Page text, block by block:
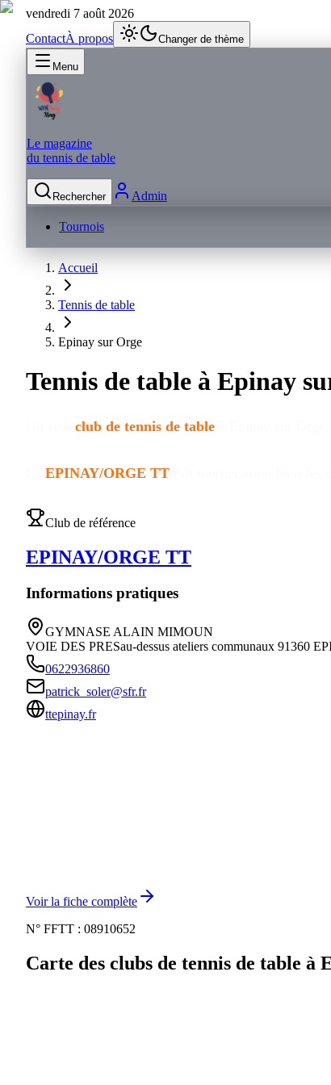
vendredi 7 août 2026
ContactÀ propos Changer de thème
Menu
Le magazine
du tennis de table
Rechercher Admin
Tournois
Accueil
Tennis de table
Epinay sur Orge
Tennis de table à Epinay
club de tennis de table
EPINAY/ORGE TT
Club de référence
EPINAY/ORGE TT
Informations pratiques
GYMNASE ALAIN MIMOUN
VOIE DES PRESau-dessus ateliers communaux 91360
0622936860
patrick_soler@sfr.fr
ttepinay.fr
Voir la fiche complète
N° FFTT : 08910652
Carte des clubs de tennis de table à